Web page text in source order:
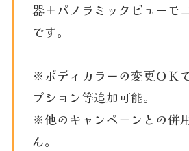
器＋パノラミックビューモ
です。
※ボディカラーの変更ＯＫ
プション等追加可能。
※他のキャンペーンとの併
ん。